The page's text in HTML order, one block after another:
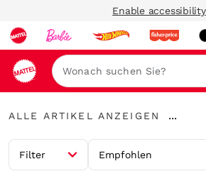
Enable accessibility
Alle
anzeigen
ALLE ARTIKEL ANZEIGEN
...
Filter Empfohlen